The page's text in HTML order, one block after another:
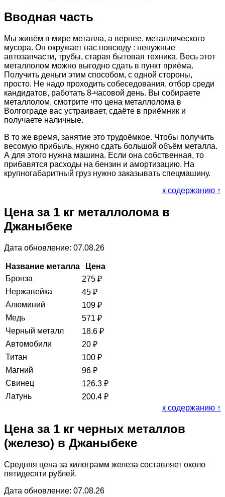
Вводная часть
Мы живём в мире металла, а вернее, металлического
мусора. Он окружает нас повсюду : ненужные
автозапчасти, трубы, старая бытовая техника. Весь этот
металлолом можно выгодно сдать в пункт приёма.
Получить деньги этим способом, с одной стороны,
просто. Не надо проходить собеседования, отбор среди
кандидатов, работать 8-часовой день. Вы собираете
металлолом, смотрите что цена металлолома в
Волгограде вас устраивает, сдаёте в приёмник и
получаете наличные.
В то же время, занятие это трудоёмкое. Чтобы получить
весомую прибыль, нужно сдать большой объём металла.
А для этого нужна машина. Если она собственная, то
прибавятся расходы на бензин и амортизацию. На
крупногабаритный груз нужно заказывать спецмашину.
к содержанию ↑
Цена за 1 кг металлолома в
Джаныбеке
Дата обновление: 07.08.26
Название металла
Цена
Бронза
275 ₽
Нержавейка
45 ₽
Алюминий
109 ₽
Медь
571 ₽
Черный металл
18.6 ₽
Автомобили
20 ₽
Титан
100 ₽
Магний
96 ₽
Свинец
126.3 ₽
Латунь
200.4 ₽
к содержанию ↑
Цена за 1 кг черных металлов
(железо) в Джаныбеке
Средняя цена за килограмм железа составляет около
пятидесяти рублей.
Дата обновление: 07.08.26